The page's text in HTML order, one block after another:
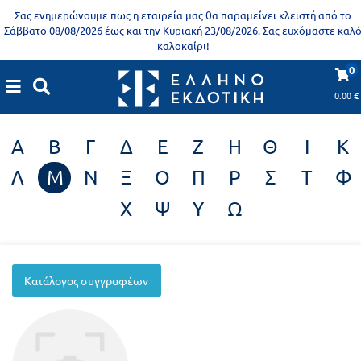
Σας ενημερώνουμε πως η εταιρεία μας θα παραμείνει κλειστή από το
Σάββατο 08/08/2026 έως και την Κυριακή 23/08/2026. Σας ευχόμαστε καλό
καλοκαίρι!
0
0.00€
X
Βιβλία
ενήλικες
Εκπαιδευτικά
βιβλία
Trivia
Books
Προδημοτική
εκπαίδευση
Εκπαιδευτικές
αφίσες
Βιβλία
νηπιαγωγείου
Σειρά
Δημοτικό
Α΄
Συγγραφείς
Α Β Γ Δ Ε Ζ Η Θ Ι
Κ
Λ
Μ Ν Ξ Ο Π Ρ Σ Τ
Φ
Χ
Ψ Υ Ω
Κατάλογος συγγραφέων